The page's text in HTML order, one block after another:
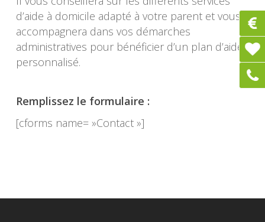
d’aide à domicile adapté à votre parent et vous
accompagnera dans vos démarches
administratives pour bénéficier d’un plan d’aide
personnalisé.
Remplissez le formulaire :
[cforms name= »Contact »]